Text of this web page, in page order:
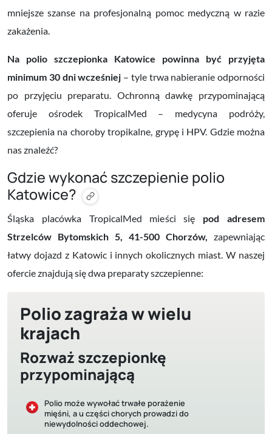
mniejsze szanse na profesjonalną pomoc medyczną w razie
zakażenia.
Na polio szczepionka Katowice powinna być przyjęta
minimum 30 dni wcześniej – tyle trwa nabieranie odporności
po przyjęciu preparatu. Ochronną dawkę przypominającą
oferuje ośrodek TropicalMed – medycyna podróży,
szczepienia na choroby tropikalne, grypę i HPV. Gdzie można
nas znaleźć?
Gdzie wykonać szczepienie polio
Katowice?
Śląska placówka TropicalMed mieści się pod adresem
Strzelców Bytomskich 5, 41-500 Chorzów,
zapewniając
łatwy dojazd z Katowic i innych okolicznych miast. W naszej
ofercie znajdują się dwa preparaty szczepienne:
Polio zagraża w wielu
krajach
Rozważ szczepionkę
przypominającą
Polio może wywołać trwałe porażenie
mięśni, a u części chorych prowadzi do
niewydolności oddechowej.